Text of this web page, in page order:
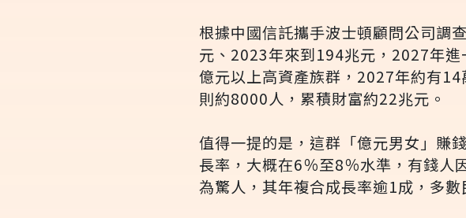
根據中國信託攜手波士頓顧問公司調
元、2023年來到194兆元，2027年
億元以上高資產族群，2027年約有
則約8000人，累積財富約22兆元。
值得一提的是，這群「億元男女」賺
長率，大概在6％至8％水準，有錢人
為驚人，其年複合成長率逾1成，多